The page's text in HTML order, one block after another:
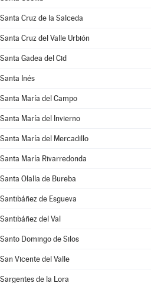
Santa Cruz de la Salceda
Santa Cruz del Valle Urbión
Santa Gadea del Cid
Santa Inés
Santa María del Campo
Santa María del Invierno
Santa María del Mercadillo
Santa María Rivarredonda
Santa Olalla de Bureba
Santibáñez de Esgueva
Santibáñez del Val
Santo Domingo de Silos
San Vicente del Valle
Sargentes de la Lora